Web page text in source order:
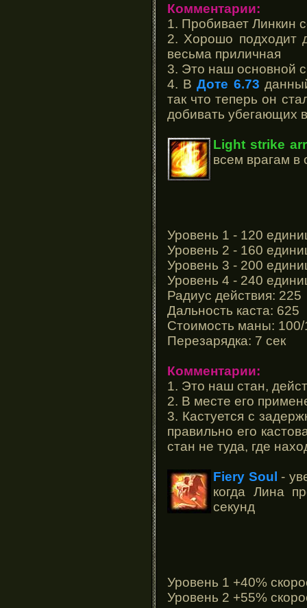
Комментарии:
1. Пробивает Линкин
2. Хорошо подходит
весьма приличная
3. Это наш основной
4. ВДоте 6.73
так что теперь он
добивать убегающих
Light strike
всем врагам в
Уровень 1 - 120
Уровень 2 - 160
Уровень 3 - 200
Уровень 4 - 240
Радиус действия: 225
Дальность каста: 625
Стоимость маны:
Перезарядка: 7 сек
Комментарии:
1. Это наш стан,
2. В месте его
3. Кастуется с
правильно его
стан не туда, где
Fiery Soul -
когда Лина
секунд
Уровень 1 +40%
Уровень 2 +55%